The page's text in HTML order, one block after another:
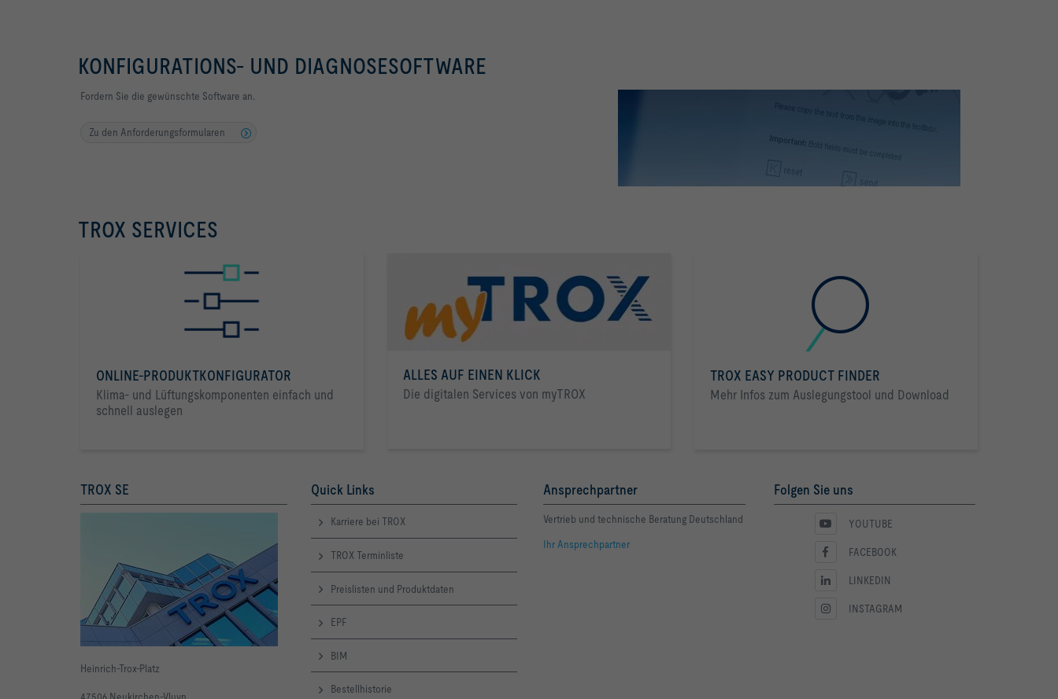
KONFIGURATIONS- UND DIAGNOSESOFTWARE
Fordern Sie die gewünschte Software an.
Zu den Anforderungsformularen
TROX SERVICES
ONLINE-PRODUKTKONFIGURATOR
Klima- und Lüftungskomponenten einfach und
schnell auslegen
ALLES AUF EINEN KLICK
Die digitalen Services von myTROX
TROX EASY PRODUCT FINDER
Mehr Infos zum Auslegungstool und Download
TROX SE
Heinrich-Trox-Platz
Quick Links
Karriere bei TROX
TROX Terminliste
Preislisten und Produktdaten
EPF
BIM
Bestellhistorie
Ansprechpartner
Vertrieb und technische Beratung Deutschland
Ihr Ansprechpartner
Folgen Sie uns
YOUTUBE
FACEBOOK
LINKEDIN
INSTAGRAM